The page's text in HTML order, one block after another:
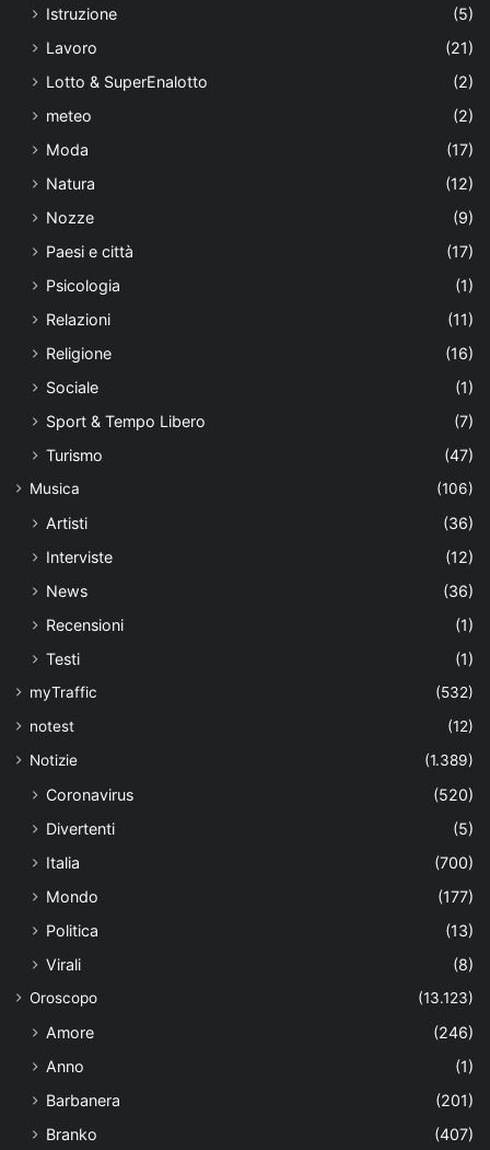
Istruzione
(5)
Lavoro
(21)
Lotto & SuperEnalotto
(2)
meteo
(2)
Moda
(17)
Natura
(12)
Nozze
(9)
Paesi e città
(17)
Psicologia
(1)
Relazioni
(11)
Religione
(16)
Sociale
(1)
Sport & Tempo Libero
(7)
Turismo
(47)
Musica (106)
Artisti
(36)
Interviste
(12)
News
(36)
Recensioni
(1)
Testi
(1)
myTraffic
(532)
notest
(12)
Notizie
(1.389)
Coronavirus
(520)
Divertenti
(5)
Italia
(700)
Mondo
(177)
Politica
(13)
Virali
(8)
Oroscopo (13.123)
Amore
(246)
Anno
(1)
Barbanera
(201)
Branko
(407)